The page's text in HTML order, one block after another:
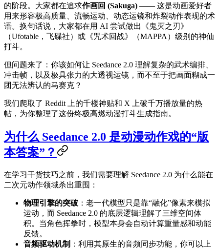
的阶段。大家都在追求作画回 (Sakuga) —— 这是动画爱好者
用来形容极高质量、流畅运动、动态运镜和炸裂动作表现的术
语。换句话说，大家都在用 AI 尝试做出《鬼灭之刃》
（Ufotable，飞碟社）或《咒术回战》（MAPPA）级别的神仙
打斗。
但问题来了：你该如何让 Seedance 2.0 理解复杂的武术编排、
冲击帧，以及极具张力的大透视运镜，而不至于把画面糊成一
团无法辨认的马赛克？
我们爬取了 Reddit 上的千楼神贴和 X 上破千万播放量的热
帖，为你整理了这份终极高燃动漫打斗生成指南。
为什么 Seedance 2.0 是动漫动作戏的“版
本答案”？
在学习干货技巧之前，我们需要理解 Seedance 2.0 为什么能在
二次元动作领域杀出重围：
物理引擎的突破 ：老一代模型只是靠“融化”像素来模拟
运动，而 Seedance 2.0 的底层逻辑理解了三维空间体
积。当角色挥拳时，模型本身会自动计算重量感和动能
反馈。
音频驱动机制 ：利用其原生的音频同步功能，你可以上